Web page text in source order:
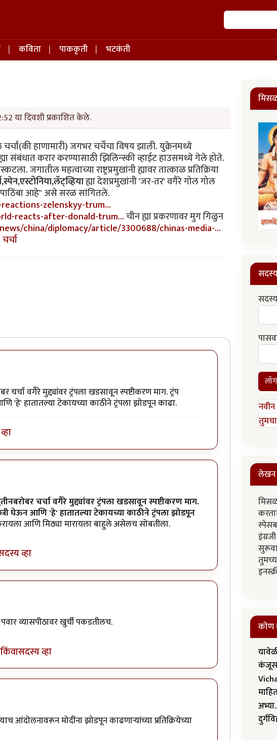
शोध
कविता पाककृती
भटकंती
या दिवशी प्रकाशित केले.
हाणामारी) जगभर चर्चेचा विषय झाली. युक्रेनमध्ये
संबंधात करार करण्यासाठी झिलिन्स्की व्हाईट हाउसमध्ये गेले होते.
जगातील महत्वाच्या राष्ट्रप्रमुखांनी ह्यावर तात्काळ प्रतिक्रिया
ह्या देशप्रमुखांनी 'जर-तर' वगैरे गोल गोल
पाठिंबा आहे" असे सरळ सांगितले.
zelenskyy-trum…
reacts-after-donald-trum…चीन ह्या प्रकरणावर मुग गिळुन
china/diplomacy/article/3300688/chinas-media-…
वगैरे मुद्द्यांवर ट्रंपला खडसावून स्पष्टीकरण माग. ट्रंप
हातातल्या टेकायच्या काठीने ट्रंपला झोडपून काढा.
श्रीगुरुजीचर्चा वगैरे मुद्द्यांवर ट्रंपला खडसावून स्पष्टीकरण माग.
घेऊन आणि 'हे' हातातल्या टेकायच्या काठीने ट्रंपला झोडपून
आणि मिठ्या मारायला बाहुले असेलच सोबतीला.
व्हा
byआग्या१९९०
व्यासपीठावर खुर्ची पकडतीलच.
किंवासदस्य व्हा
आंदोलनावरून मोदींना झोडपून काढणाऱ्यांच्या प्रतिक्रियेच्या
लेखन
कोण
कंजूस
अभ्या..